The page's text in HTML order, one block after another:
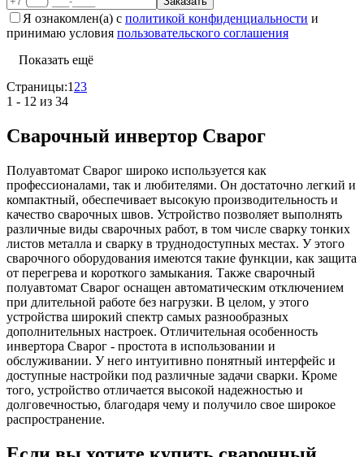
Я ознакомлен(а) с политикой конфиденциальности и
принимаю условия пользовательского соглашения
Показать ещё
Страницы:1 23
1 - 12 из 34
Сварочный инвертор Сварог
Полуавтомат Сварог широко используется как
профессионалами, так и любителями. Он достаточно легкий и
компактный, обеспечивает высокую производительность и
качество сварочных швов. Устройство позволяет выполнять
различные виды сварочных работ, в том числе сварку тонких
листов металла и сварку в труднодоступных местах. У этого
сварочного оборудования имеются такие функции, как защита
от перегрева и короткого замыкания. Также сварочный
полуавтомат Сварог оснащен автоматическим отключением
при длительной работе без нагрузки. В целом, у этого
устройства широкий спектр самых разнообразных
дополнительных настроек. Отличительная особенность
инвертора Сварог - простота в использовании и
обслуживании. У него интуитивно понятный интерфейс и
доступные настройки под различные задачи сварки. Кроме
того, устройство отличается высокой надежностью и
долговечностью, благодаря чему и получило свое широкое
распространение.